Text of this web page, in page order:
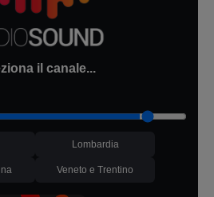
il canale...
Lombardia
Veneto e Trentino